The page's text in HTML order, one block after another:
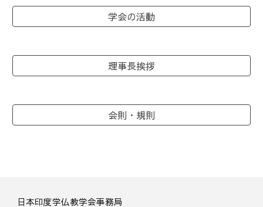
学会の活動
理事長挨拶
会則・規則
日本印度学仏教学会事務局